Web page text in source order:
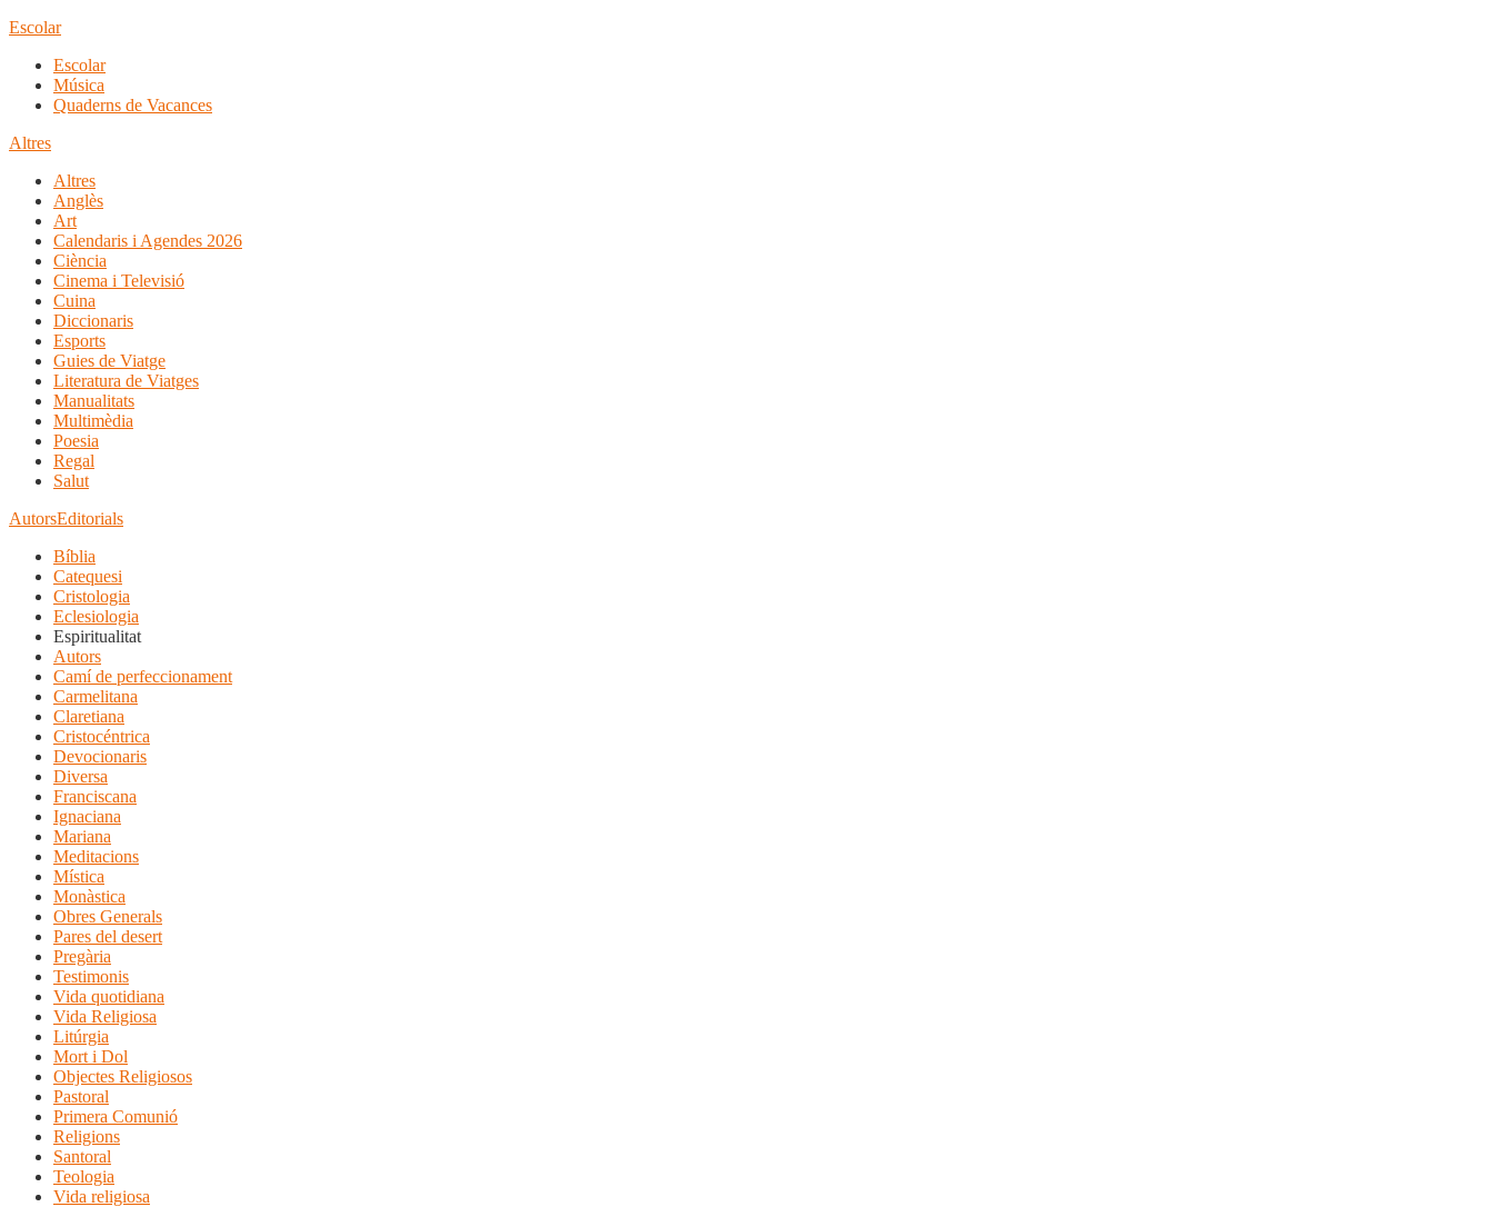
Escolar
Escolar
Música
Quaderns de Vacances
Altres
Altres
Anglès
Art
Calendaris i Agendes 2026
Ciència
Cinema i Televisió
Cuina
Diccionaris
Esports
Guies de Viatge
Literatura de Viatges
Manualitats
Multimèdia
Poesia
Regal
Salut
AutorsEditorials
Bíblia
Catequesi
Cristologia
Eclesiologia
Espiritualitat
Autors
Camí de perfeccionament
Carmelitana
Claretiana
Cristocéntrica
Devocionaris
Diversa
Franciscana
Ignaciana
Mariana
Meditacions
Mística
Monàstica
Obres Generals
Pares del desert
Pregària
Testimonis
Vida quotidiana
Vida Religiosa
Litúrgia
Mort i Dol
Objectes Religiosos
Pastoral
Primera Comunió
Religions
Santoral
Teologia
Vida religiosa